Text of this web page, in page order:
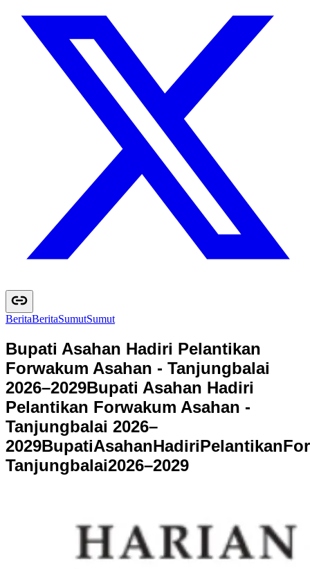
BeritaBeritaSumutSumut
Bupati Asahan Hadiri Pelantikan
Forwakum Asahan - Tanjungbalai
2026–2029Bupati Asahan Hadiri
Pelantikan Forwakum Asahan -
Tanjungbalai 2026–
2029BupatiAsahanHadiriPelantikanFor
Tanjungbalai2026–2029